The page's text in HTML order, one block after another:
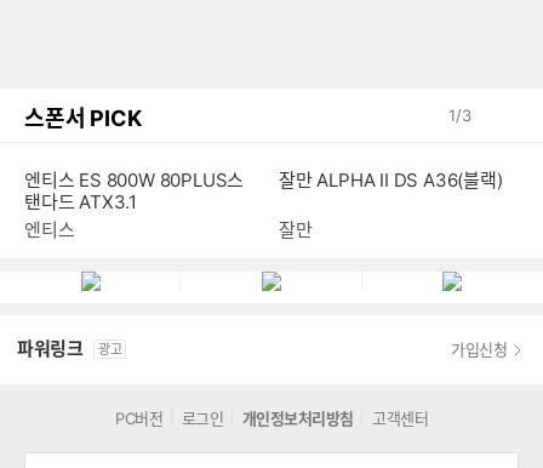
스폰서 PICK 1/3
엔티스 ES 800W 80PLUS스
탠다드 ATX3.1
엔티스
잘만 ALPHA II DS A36(블랙)
잘만
파워링크 광고 가입신청
PC버전 로그인 개인정보처리방침 고객센터